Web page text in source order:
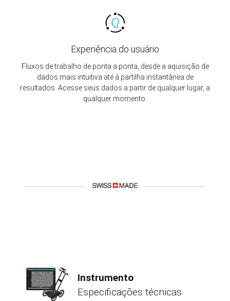
Experiência do usuário
Fluxos de trabalho de ponta a ponta, desde a aquisição de
dados mais intuitiva até à partilha instantânea de
resultados. Acesse seus dados a partir de qualquer lugar, a
qualquer momento.
Instrumento
Especificações técnicas